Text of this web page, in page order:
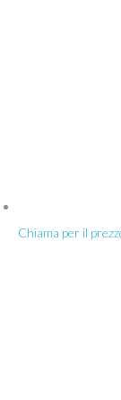
Chiama per il